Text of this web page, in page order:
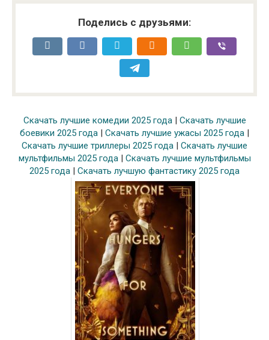
Поделись с друзьями:
Скачать лучшие комедии 2025 года| Скачать лучшие
боевики 2025 года
Скачать лучшие ужасы 2025 года
Скачать лучшие триллеры 2025 года
Скачать лучшие
мультфильмы 2025 года| Скачать лучшие мультфильмы
2025 года
Скачать лучшую фантастику 2025 года